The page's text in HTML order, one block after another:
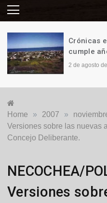
Crónicas
cumple
2 de agosto
Home » 2007 »
Versiones sobre las nuevas
Concejo Deliberante.
Locales
NECOCHEA/
Versiones